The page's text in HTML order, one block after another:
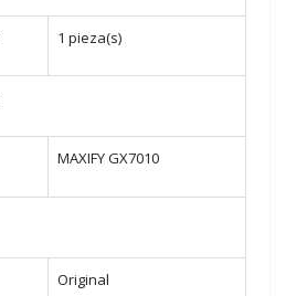
1 pieza(s)
MAXIFY GX7010
Original